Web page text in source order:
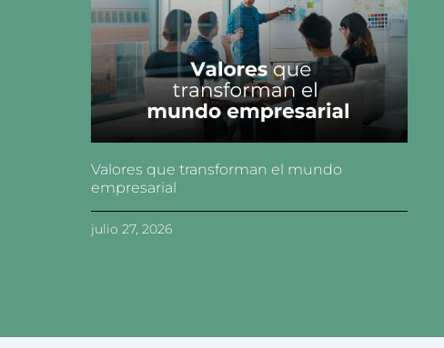
Valores que transforman el mundo
empresarial
julio 27, 2026